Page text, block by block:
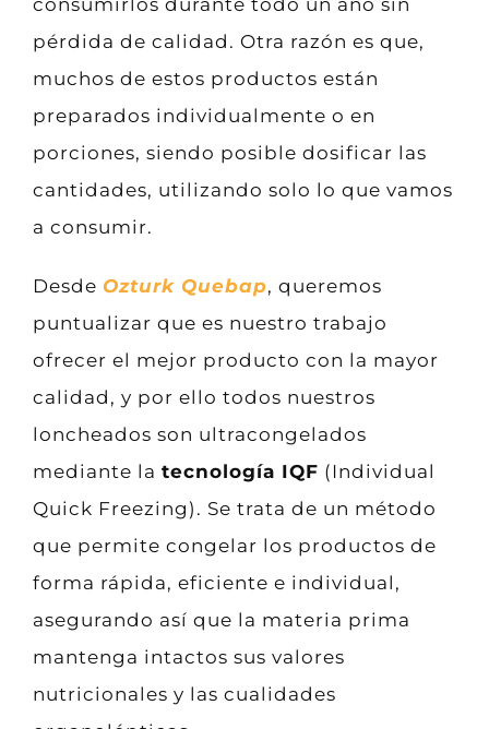
consumirlos durante todo un año sin
pérdida de calidad. Otra razón es que,
muchos de estos productos están
preparados individualmente o en
porciones, siendo posible dosificar las
cantidades, utilizando solo lo que vamos
a consumir.
Desde Ozturk Quebap, queremos
puntualizar que es nuestro trabajo
ofrecer el mejor producto con la mayor
calidad, y por ello todos nuestros
loncheados son ultracongelados
mediante la tecnología IQF (Individual
Quick Freezing). Se trata de un método
que permite congelar los productos de
forma rápida, eficiente e individual,
asegurando así que la materia prima
mantenga intactos sus valores
nutricionales y las cualidades